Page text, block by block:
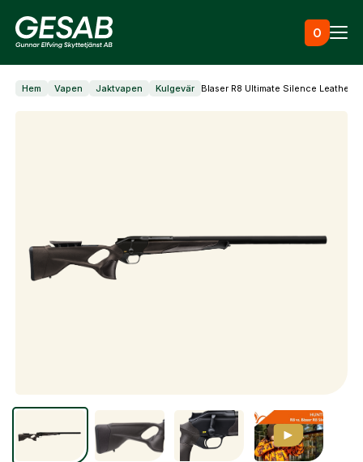
0
Ammunition
Optik
Hem Vapen Jaktvapen Kulgevär Blaser R8 Ultimate Silence Leather